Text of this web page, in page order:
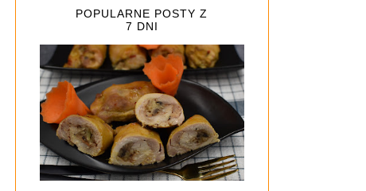
POPULARNE POSTY Z
7 DNI